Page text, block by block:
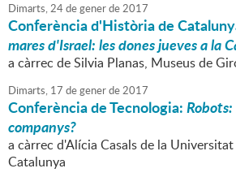
Dimarts,24degenerde2017
Conferència d'Història de
mares d'Israel: les dones jueves a la
a càrrec de Silvia Planas, Museus de
Dimarts, 17 degenerde2017
Conferència de Tecnologia:
companys?
a càrrec d'Alícia Casals de la
Catalunya